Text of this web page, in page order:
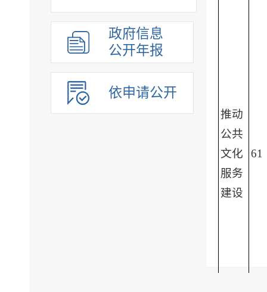
政府信息
公开年报
依申请公开
推动
公共
文化
服务
建设
61